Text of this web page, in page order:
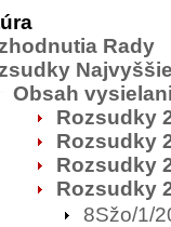
Rady
Obsah
Rozsudky
Rozsudky
Rozsudky
Rozsudky
8Sžo/1/